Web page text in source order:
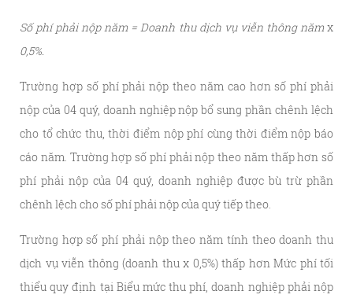
Số phí phải nộp năm = Doanh thu dịch vụ viễn thông nămx
0,5%.
Trường hợp số phí phải nộp theo năm cao hơn số phí phải
nộp của 04 quý, doanh nghiệp nộp bổ sung phần chênh lệch
cho tổ chức thu, thời điểm nộp phí cùng thời điểm nộp báo
cáo năm. Trường hợp số phí phải nộp theo năm thấp hơn số
phí phải nộp của 04 quý, doanh nghiệp được bù trừ phần
chênh lệch cho số phí phải nộp của quý tiếp theo.
Trường hợp số phí phải nộp theo năm tính theo doanh thu
dịch vụ viễn thông (doanh thu x 0,5%) thấp hơn Mức phí tối
thiểu quy định tại Biểu mức thu phí, doanh nghiệp phải nộp